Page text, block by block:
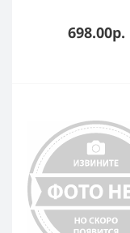
698.00р.